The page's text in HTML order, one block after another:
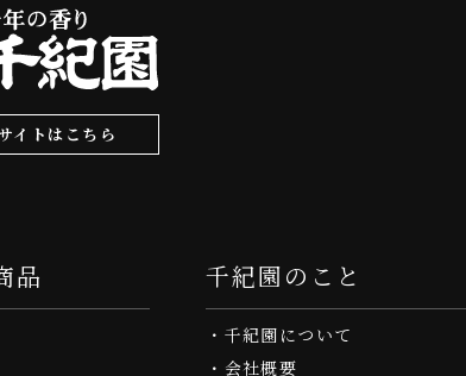
イトはこちら
品 千紀園のこと
千紀園について
会社概要